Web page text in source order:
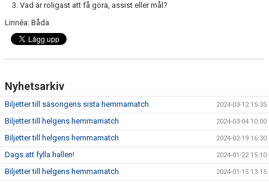
Vad är roligast att få göra, assist eller mål?
Linnéa: Båda
Nyhetsarkiv
Biljetter till säsongens sista hemmamatch 2024-03-12 15:35
Biljetter till helgens hemmamatch 2024-03-04 10:00
Biljetter till helgens hemmamatch 2024-02-19 16:30
Dags att fylla hallen! 2024-01-22 15:10
Biljetter till helgens hemmamatch 2024-01-15 13:15